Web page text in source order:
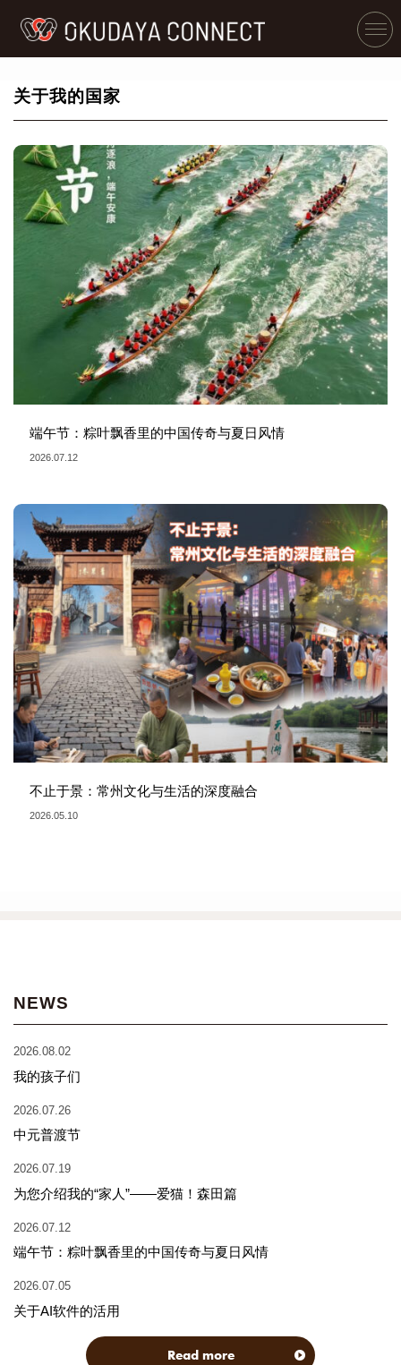
关于我的国家
端午节：粽叶飘香里的中国传奇与夏日风情
2026.07.12
不止于景：常州文化与生活的深度融合
2026.05.10
NEWS
2026.08.02
我的孩子们
2026.07.26
中元普渡节
2026.07.19
为您介绍我的“家人”——爱猫！森田篇
2026.07.12
端午节：粽叶飘香里的中国传奇与夏日风情
2026.07.05
关于AI软件的活用
Read more